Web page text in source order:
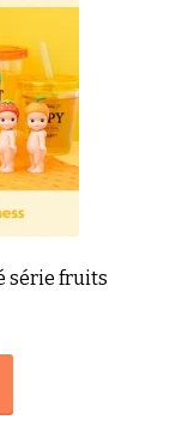
série fruits